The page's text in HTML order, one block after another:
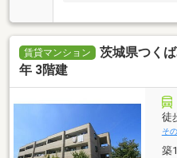
賃貸マンション
茨城県つく
年 3階建
徒
そ
築